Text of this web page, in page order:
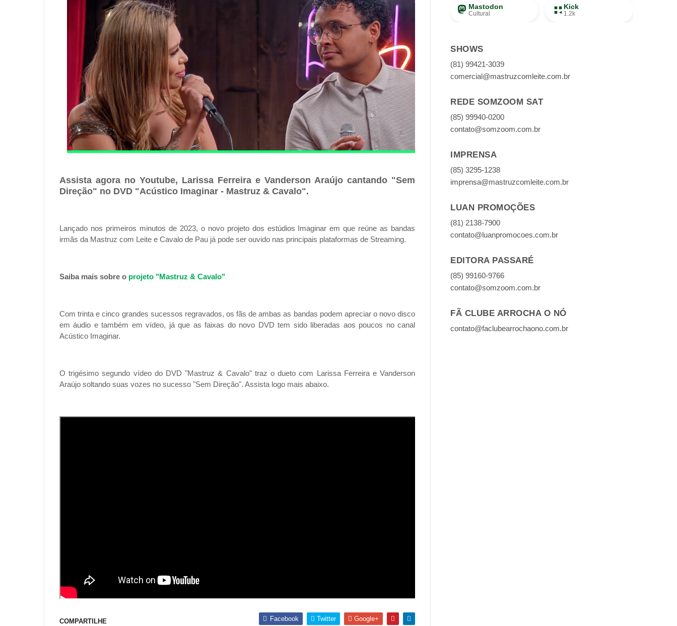
Assista agora no Youtube, Larissa Ferreira e Vanderson Araújo cantando "Sem
Direção" no DVD "Acústico Imaginar - Mastruz & Cavalo".
Lançado nos primeiros minutos de 2023, o novo projeto dos estúdios Imaginar em que reúne as bandas
irmãs da Mastruz com Leite e Cavalo de Pau já pode ser ouvido nas principais plataformas de Streaming.
Saiba mais sobre o projeto "Mastruz & Cavalo"
Com trinta e cinco grandes sucessos regravados, os fãs de ambas as bandas podem apreciar o novo disco
em áudio e também em vídeo, já que as faixas do novo DVD tem sido liberadas aos poucos no canal
Acústico Imaginar.
O trigésimo segundo vídeo do DVD "Mastruz & Cavalo" traz o dueto com Larissa Ferreira e Vanderson
Araújo soltando suas vozes no sucesso "Sem Direção". Assista logo mais abaixo.
COMPARTILHE Facebook Twitter Google+
Mastodon
Cultural
Kick
1.2k
SHOWS
(81) 99421-3039
comercial@mastruzcomleite.com.br
REDE SOMZOOM SAT
(85) 99940-0200
contato@somzoom.com.br
IMPRENSA
(85) 3295-1238
imprensa@mastruzcomleite.com.br
LUAN PROMOÇÕES
(81) 2138-7900
contato@luanpromocoes.com.br
EDITORA PASSARÉ
(85) 99160-9766
contato@somzoom.com.br
FÃ CLUBE ARROCHA O NÓ
contato@faclubearrochaono.com.br